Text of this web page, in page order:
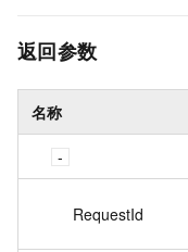
返回参数
名称
RequestId